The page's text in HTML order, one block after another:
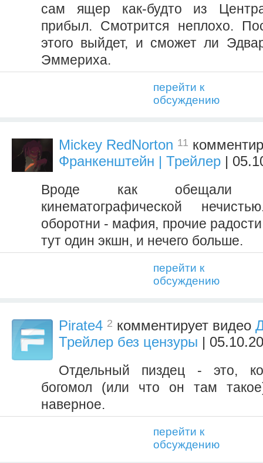
сам ящер как-будто из
прибыл. Смотрится неплохо.
этого выйдет, и сможет ли
Эммериха.
перейти к
обсуждению
Mickey RedNorton 11
Франкенштейн | Трейлер |
Вроде как обещали
кинематографической
оборотни - мафия, прочие
тут один экшн, и нечего больше.
перейти к
обсуждению
Pirate4 2 комментирует видео
Трейлер без цензуры |
Отдельный пиздец - это,
богомол (или что он там
наверное.
перейти к
обсуждению